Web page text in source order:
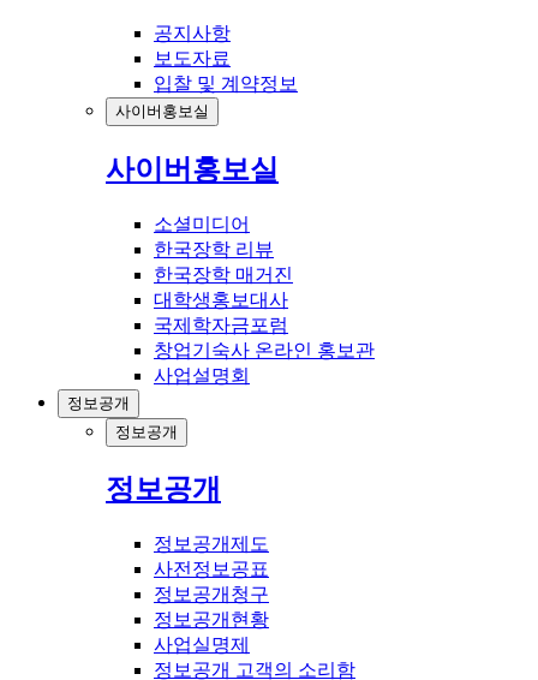
공지사항
보도자료
입찰 및 계약정보
사이버홍보실
사이버홍보실
소셜미디어
한국장학 리뷰
한국장학 매거진
대학생홍보대사
국제학자금포럼
창업기숙사 온라인 홍보관
사업설명회
정보공개
정보공개
정보공개
정보공개제도
사전정보공표
정보공개청구
정보공개현황
사업실명제
정보공개 고객의 소리함